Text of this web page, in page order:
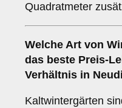
Quadratmeter
Welche Art von
das beste Preis-
Verhältnis in
Kaltwintergärten